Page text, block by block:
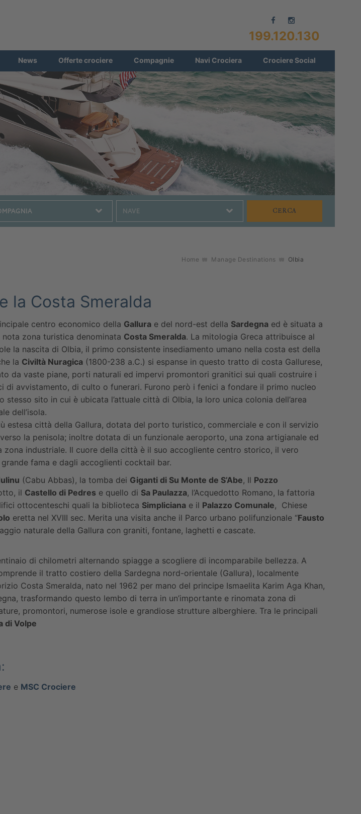
199.120.130
News Offerte crociere Compagnie Navi Crociera Crociere Social
Home Manage Destinations Olbia
la Costa Smeralda
centro economico della Gallura e del nord-est della Sardegna ed è situata a
zona turistica denominata Costa Smeralda. La mitologia Greca attribuisce al
la nascita di Olbia, il primo consistente insediamento umano nella costa est della
la Civiltà Nuragica (1800-238 a.C.) si espanse in questo tratto di costa Gallurese,
da vaste piane, porti naturali ed impervi promontori granitici sui quali costruire i
di avvistamento, di culto o funerari. Furono però i fenici a fondare il primo nucleo
stesso sito in cui è ubicata l’attuale città di Olbia, la loro unica colonia dell’area
dell’isola.
estesa città della Gallura, dotata del porto turistico, commerciale e con il servizio
la penisola; inoltre dotata di un funzionale aeroporto, una zona artigianale ed
zona industriale. Il cuore della città è il suo accogliente centro storico, il vero
fama e dagli accoglienti cocktail bar.
(Cabu Abbas), la tomba dei Giganti di Su Monte de S’Abe, Il Pozzo
il Castello di Pedres e quello di Sa Paulazza, l’Acquedotto Romano, la fattoria
ottocenteschi quali la biblioteca Simpliciana e il Palazzo Comunale, Chiese
eretta nel XVIII sec. Merita una visita anche il Parco urbano polifunzionale “Fausto
naturale della Gallura con graniti, fontane, laghetti e cascate.
di chilometri alternando spiagge a scogliere di incomparabile bellezza. A
il tratto costiero della Sardegna nord-orientale (Gallura), localmente
Costa Smeralda, nato nel 1962 per mano del principe Ismaelita Karim Aga Khan,
trasformando questo lembo di terra in un’importante e rinomata zona di
promontori, numerose isole e grandiose strutture alberghiere. Tra le principali
di Volpe
e MSC Crociere